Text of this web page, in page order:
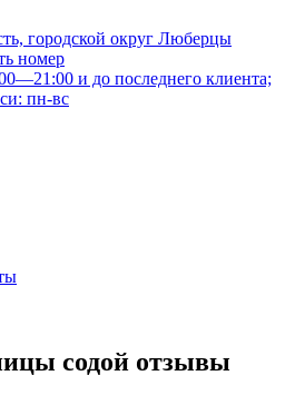
городской округ Люберцы
номер
и до последнего клиента;
пн-вс
содой отзывы